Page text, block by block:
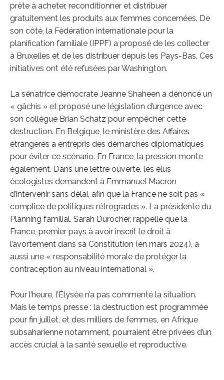
prête à acheter, reconditionner et distribuer
gratuitement les produits aux femmes concernées. De
son côté, la Fédération internationale pour la
planification familiale (IPPF) a proposé de les collecter
à Bruxelles et de les distribuer depuis les Pays-Bas. Ces
initiatives ont été refusées par Washington.
La sénatrice démocrate Jeanne Shaheen a dénoncé un
« gâchis » et proposé une législation d’urgence avec
son collègue Brian Schatz pour empêcher cette
destruction. En Belgique, le ministère des Affaires
étrangères a entrepris des démarches diplomatiques
pour éviter ce scénario. En France, la pression monte
également. Dans une lettre ouverte, les élus
écologistes demandent à Emmanuel Macron
d’intervenir sans délai, afin que la France ne soit pas «
complice de politiques rétrogrades ». La présidente du
Planning familial, Sarah Durocher, rappelle que la
France, premier pays à avoir inscrit le droit à
l’avortement dans sa Constitution (en mars 2024), a
aussi une « responsabilité morale de protéger la
contraception au niveau international ».
Pour l’heure, l’Élysée n’a pas commenté la situation.
Mais le temps presse : la destruction est programmée
pour fin juillet, et des milliers de femmes, en Afrique
subsaharienne notamment, pourraient être privées d’un
accès crucial à la santé sexuelle et reproductive.